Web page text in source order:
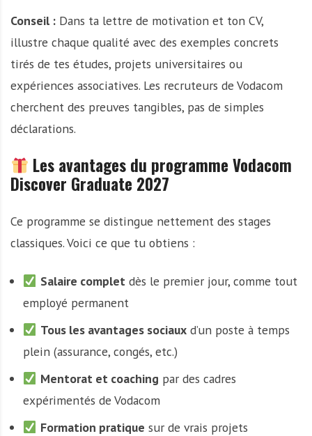
Conseil : Dans ta lettre de motivation et ton CV,
illustre chaque qualité avec des exemples concrets
tirés de tes études, projets universitaires ou
expériences associatives. Les recruteurs de Vodacom
cherchent des preuves tangibles, pas de simples
déclarations.
Les avantages du programme Vodacom
Discover Graduate 2027
Ce programme se distingue nettement des stages
classiques. Voici ce que tu obtiens :
Salaire completdès le premier jour, comme tout
employé permanent
Tous les avantages sociauxd’un poste à temps
plein (assurance, congés, etc.)
Mentorat et coaching par des cadres
expérimentés de Vodacom
Formation pratique sur de vrais projets